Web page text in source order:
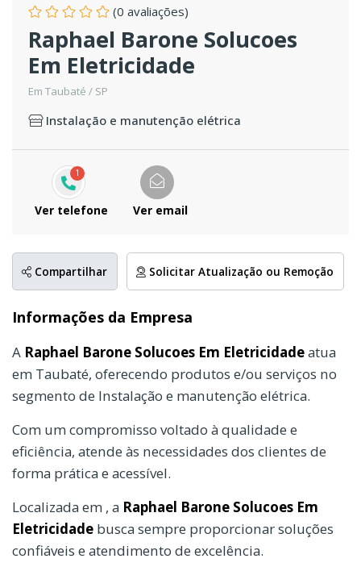
(0 avaliações)
Raphael Barone Solucoes
Em Eletricidade
Em Taubaté / SP
Instalação e manutenção elétrica
1
Ver telefone Ver email
Compartilhar Solicitar Atualização ou Remoção
Informações da Empresa
A Raphael Barone Solucoes Em Eletricidadeatua
em Taubaté, oferecendo produtos e/ou serviços no
segmento de Instalação e manutenção elétrica.
Com um compromisso voltado à qualidade e
eficiência, atende às necessidades dos clientes de
forma prática e acessível.
Localizada em , a Raphael Barone Solucoes Em
Eletricidade busca sempre proporcionar soluções
confiáveis e atendimento de excelência.